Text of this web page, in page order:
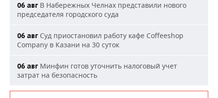
06 авг В Набережных Челнах представили нового
председателя городского суда
06 авг Суд приостановил работу кафе Coffeeshop
Company в Казани на 30 суток
06 авг Минфин готов уточнить налоговый учет
затрат на безопасность